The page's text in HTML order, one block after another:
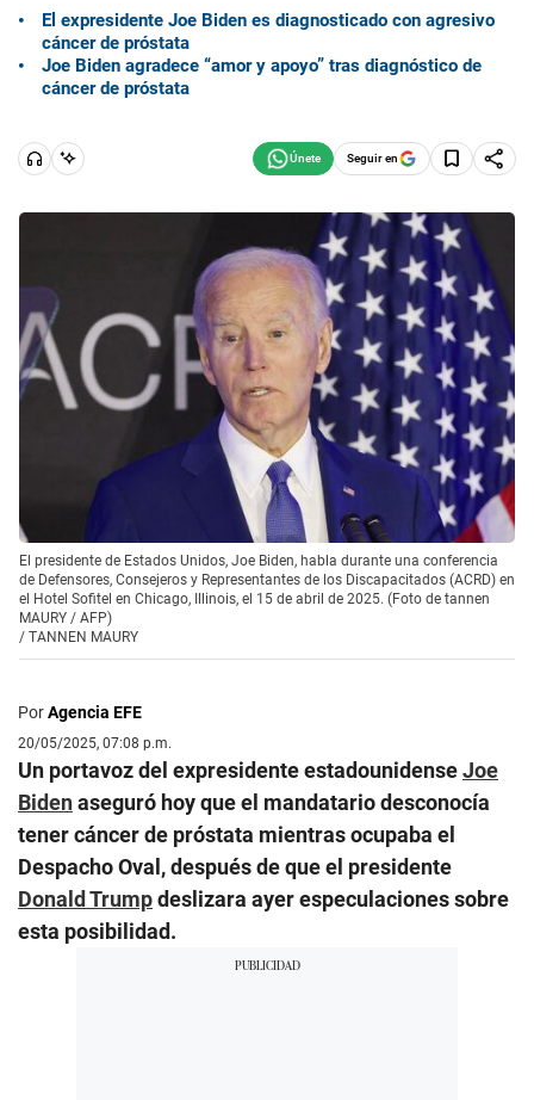
El expresidente Joe Biden es diagnosticado con agresivo
cáncer de próstata
Joe Biden agradece “amor y apoyo” tras diagnóstico de
cáncer de próstata
Seguir en
El presidente de Estados Unidos, Joe Biden, habla durante una conferencia
de Defensores, Consejeros y Representantes de los Discapacitados (ACRD) en
el Hotel Sofitel en Chicago, Illinois, el 15 de abril de 2025. (Foto de tannen
MAURY / AFP)
/ TANNEN MAURY
PorAgencia EFE
20/05/2025, 07:08 p.m.
Un portavoz del expresidente estadounidenseJoe
Bidenaseguró hoy que el mandatario desconocía
tener cáncer de próstata mientras ocupaba el
Despacho Oval, después de que el presidente
Donald Trumpdeslizara ayer especulaciones sobre
esta posibilidad.